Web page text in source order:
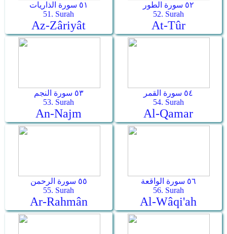
٥١ سورة الذاريات
51. Surah
Az-Zâriyât
٥٢ سورة الطور
52. Surah
At-Tûr
٥٣ سورة النجم
53. Surah
An-Najm
٥٤ سورة القمر
54. Surah
Al-Qamar
٥٥ سورة الرحمن
55. Surah
Ar-Rahmân
٥٦ سورة الواقعة
56. Surah
Al-Wâqi'ah